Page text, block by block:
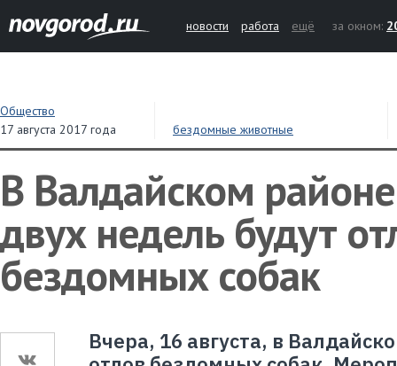
новости работа ещё за окном:
Общество
17 августа 2017 года
бездомные животные
В Валдайском
двух недель будут
бездомных собак
Вчера, 16 августа, в